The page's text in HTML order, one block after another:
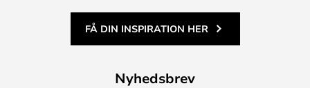
FÅ DIN INSPIRATION HER
Nyhedsbrev